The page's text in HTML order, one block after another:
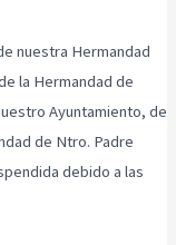
nuestra Hermandad
la Hermandad de
Ayuntamiento, de
de Ntro. Padre
debido a las